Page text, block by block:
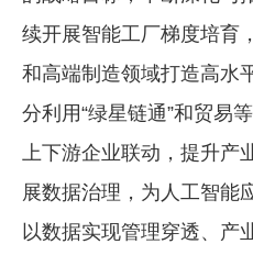
续开展智能工厂梯度培育
和高端制造领域打造高水
分利用“绿星链通”和贸易
上下游企业联动，提升
展数据治理，为人工智能
以数据实现管理穿透、产